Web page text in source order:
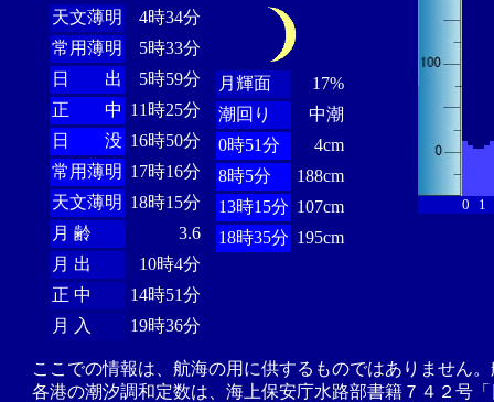
天文薄明
4時34分
常用薄明
5時33分
日 出
5時59分
正 中 11時25分
日 没 16時50分
常用薄明 17時16分
天文薄明 18時15分
月 齢
3.6
月 出
10時4分
正 中
14時51分
月 入
19時36分
月輝面
17%
潮回り
中潮
0時51分
4cm
8時5分
188cm
13時15分 107cm
18時35分 195cm
0 1
ここでの情報は、航海の用に供するものではありません
各港の潮汐調和定数は、海上保安庁水路部書籍７４２号